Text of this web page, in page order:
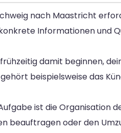
nach Maastricht
Informationen und
damit beginnen,
beispielsweise das
ist die Organisation
beauftragen oder den